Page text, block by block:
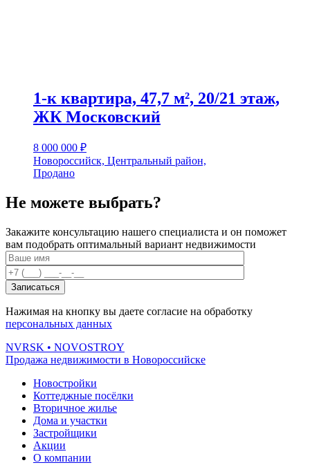
1-к квартира, 47,7 м², 20/21 этаж,
ЖК Московский
8 000 000 ₽
Новороссийск, Центральный район,
Продано
Не можете выбрать?
Закажите консультацию нашего специалиста и он поможет
вам подобрать оптимальный вариант недвижимости
Нажимая на кнопку вы даете согласие на обработку
персональных данных
NVRSK • NOVOSTROY
Продажа недвижимости в Новороссийске
Новостройки
Коттеджные посёлки
Вторичное жилье
Дома и участки
Застройщики
Акции
О компании